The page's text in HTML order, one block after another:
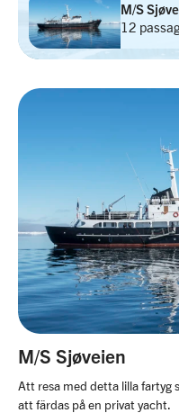
M/S
12
M/S Sjøveien
Att resa med detta lilla fartyg
att färdas på en privat yacht.